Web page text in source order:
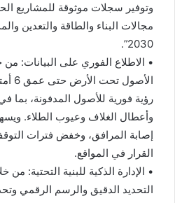
وتوفير سجلات موثوقة للمشاريع
مجالات البناء والطاقة والتعدين
2030”.
• الاطلاع الفوري على البيانات:
رؤية فورية للأصول المدفونة، بما
وأعطال الغلاف وعيوب الطلاء.
إصابة المرافق، وخفض فترات
القرار في المواقع.
• الإدارة الذكية للبنية التحتية: من
التحديد الدقيق والرسم الرقمي